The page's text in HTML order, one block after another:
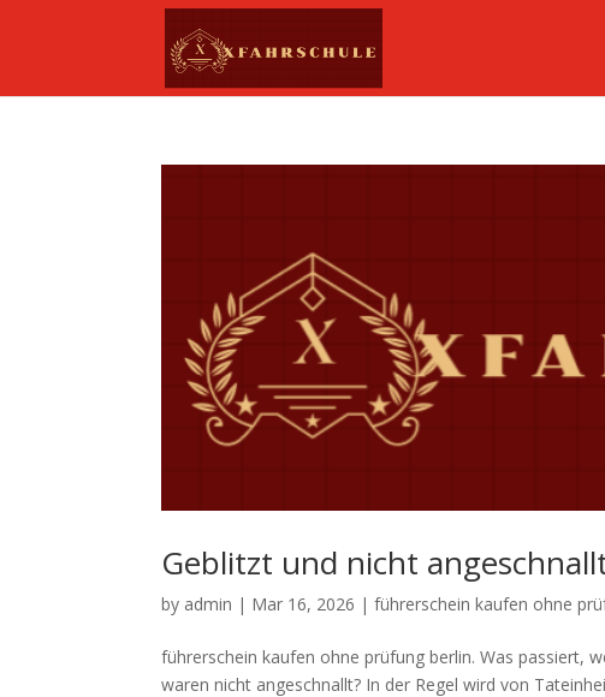
Geblitzt und nicht
by admin | Mar 16, 2026 |führerschein kaufen ohne
führerschein kaufen ohne prüfung berlin. Was passiert,
waren nicht angeschnallt? In der Regel wird von